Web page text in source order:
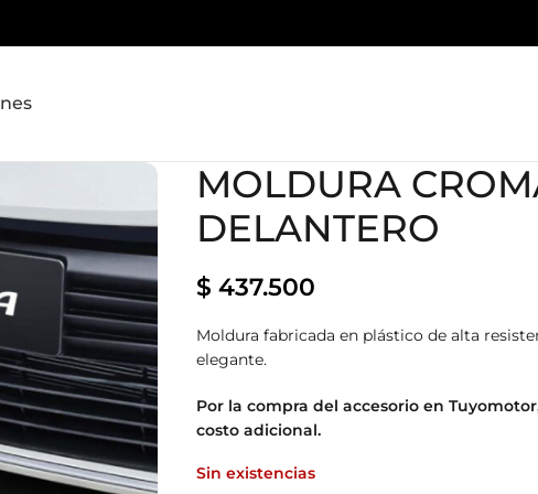
MOLDURA
DELANTERO
$ 437.500
Moldura fabricada en plástico de alta
elegante.
Por la compra del accesorio en
costo adicional.
Sin existencias